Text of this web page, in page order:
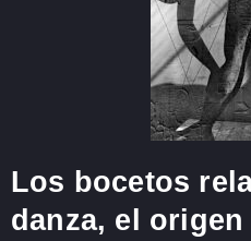
Los bocetos
danza, el